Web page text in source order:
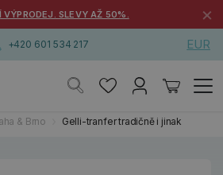
VÝPRODEJ. SLEVY AŽ 50%. ×
+420 601 534 217 EUR
& Brno Gelli-tranfer tradičně i jinak